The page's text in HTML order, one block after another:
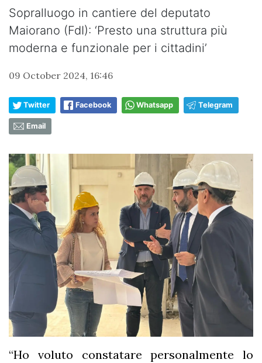
Sopralluogo in cantiere del deputato
Maiorano (FdI): ‘Presto una struttura più
moderna e funzionale per i cittadini’
09 October 2024, 16:46
Twitter Facebook Whatsapp Telegram
Email
“Ho voluto constatare personalmente lo